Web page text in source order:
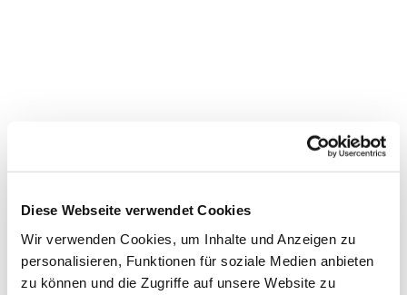
Diese Webseite verwendet Cookies
Wir verwenden Cookies, um Inhalte und Anzeigen zu
personalisieren, Funktionen für soziale Medien anbieten
zu können und die Zugriffe auf unsere Website zu